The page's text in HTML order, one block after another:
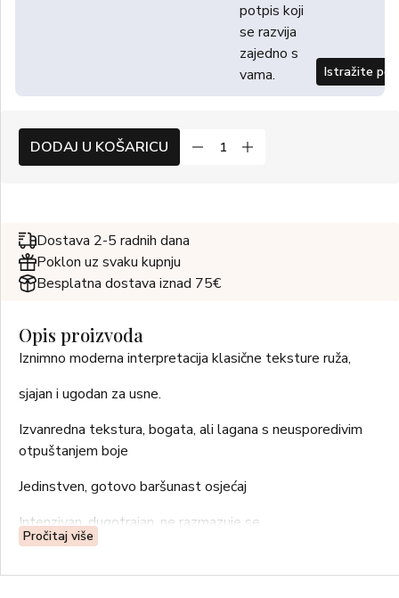
potpis koji
se razvija
zajedno s
vama.
Istražite
DODAJ U KOŠARICU
Dostava 2-5 radnih dana
Poklon uz svaku kupnju
Besplatna dostava iznad 75€
Opis proizvoda
Iznimno moderna interpretacija klasične teksture ruža,
sjajan i ugodan za usne.
Izvanredna tekstura, bogata, ali lagana s neusporedivim
otpuštanjem boje
Jedinstven, gotovo baršunast osjećaj
Intenzivan, dugotrajan, ne razmazuje se
Pročitaj više